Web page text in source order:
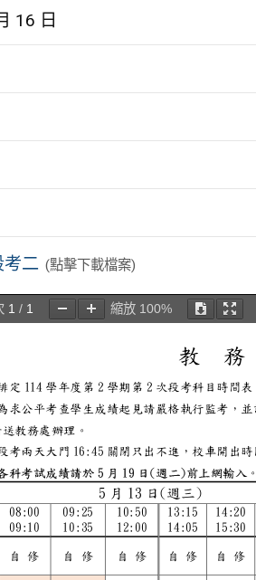
16 日
考二 (點擊下載檔案)
1 / 1 縮放 100%